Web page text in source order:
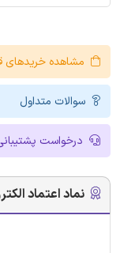
مشاهده خریدهای
سوالات متداول
درخواست
نماد اعتماد